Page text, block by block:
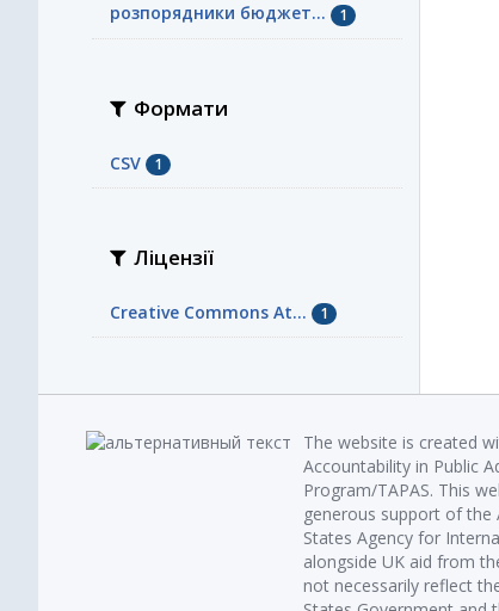
розпорядники бюджет... 1
Формати
CSV 1
Ліцензії
Creative Commons At... 1
The website is created
Accountability in Public
Program/TAPAS. This
generous support of the
States Agency for
alongside UK aid from
not necessarily reflect